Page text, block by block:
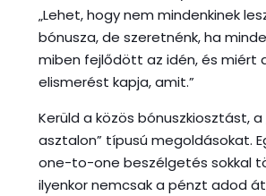
„Lehet, hogy nem mindenkinek
bónusza, de szeretnénk, ha
miben fejlődött az idén, és miért
elismerést kapja, amit.”
Kerüld a közös bónuszkiosztást, a
asztalon” típusú megoldásokat.
one-to-one beszélgetés sokkal
ilyenkor nemcsak a pénzt adod